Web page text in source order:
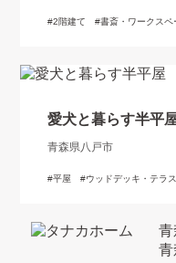
2階建て 書斎・ワークスペ
愛犬と暮らす半平
青森県八戸市
平屋 ウッドデッキ・テラス